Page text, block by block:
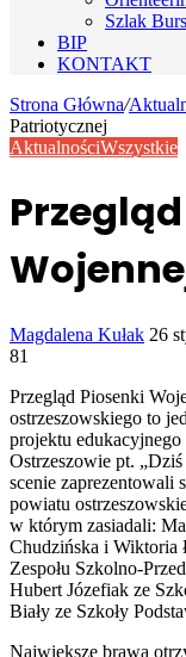
Szlak
BIP
KONTAKT
Strona Główna/
Patriotycznej
AktualnościWszystkie
Magdalena Kułak Send
26
81
Przegląd Piosenki
ostrzeszowskiego to
projektu edukacyjnego
Ostrzeszowie pt.
scenie zaprezentowali
powiatu
w którym zasiadali:
Chudzińska i Wiktoria
Zespołu Szkolno-
Hubert Józefiak ze
Biały ze Szkoły
Największe brawa